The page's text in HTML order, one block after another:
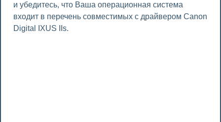
и убедитесь, что Ваша операционная система
входит в перечень совместимых с драйвером Canon
Digital IXUS IIs.